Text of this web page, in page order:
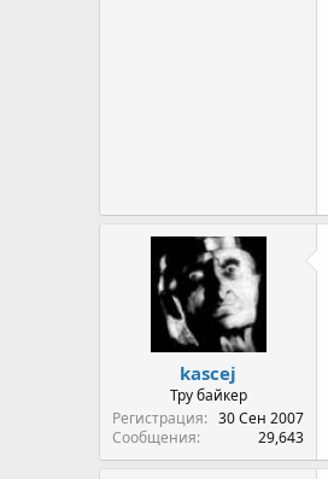
kascej
Тру байкер
Регистрация
30 Сен 2007
Сообщения
29,643